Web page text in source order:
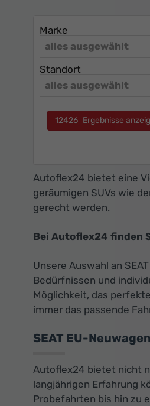
Marke
alles ausgewählt
Standort
alles ausgewählt
12426 Ergebnisse
Autoflex24 bietet eine
geräumigen SUVs wie
gerecht werden.
Bei Autoflex24 finden
Unsere Auswahl an
Bedürfnissen und
Möglichkeit, das
immer das passende
SEAT EU-
Autoflex24 bietet nicht
langjährigen Erfahrung
Probefahrten bis hin zu